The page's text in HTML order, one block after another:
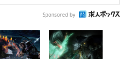
Sponsored by